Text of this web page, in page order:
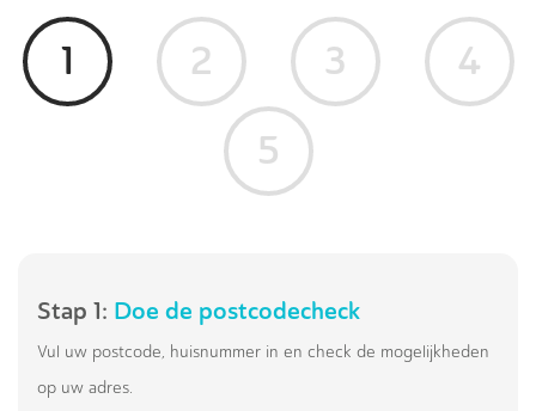
1 2 3
4
5
Stap 1: Doe de postcodecheck
Vul uw postcode, huisnummer in en check de mogelijkheden
op uw adres.